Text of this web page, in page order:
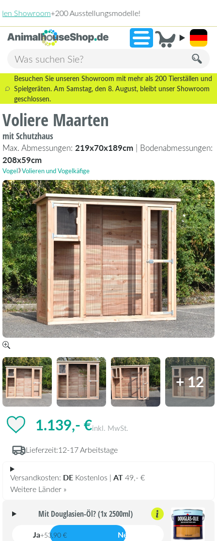
»2.238 Bewertungen!
Besuchen Sie unseren Showroom mit mehr als 200 Tierställen und
Spielgeräten. Am Samstag, den 8. August, bleibt unser Showroom
geschlossen.
Voliere Maarten
mit Schutzhaus
Max. Abmessungen: 219x70x189cm | Bodenabmessungen:
208x59cm
Vogel Volieren und Vogelkäfige
+ 12
1.139,- €inkl. MwSt.
Lieferzeit:12-17 Arbeitstage
Versandkosten: DE Kostenlos | AT49,- €
Weitere Länder »
Mit Douglasien-Öl? (1x 2500ml)
Ja+53,90 € Nein